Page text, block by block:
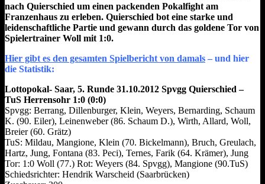
nach Quierschied um einen packenden Pokalfight am
Franzenhaus zu erleben. Quierschied bot eine starke und
leidenschaftliche Partie und gewann durch das goldene Tor von
Spielertrainer Woll mit 1:0.
Hier gibt es den gesamten Spielbericht von damals – und hier
die Statistik:
Lottopokal- Saar, 5. Runde 31.10.2012 Spvgg Quierschied –
TuS Herrensohr 1:0 (0:0)
Spvgg: Berrang, Dillenburger, Klein, Weyers, Bernarding, Schaum
K. (90. Eiler), Leinenweber (86. Schaum D.), Wirth, Allard, Woll,
Breier (60. Grätz)
TuS: Mildau, Mangione, Klein (70. Bickelmann), Bruch, Greulach,
Hartz, Jung, Fontana (83. Peci), Ternes, Farik (64. Krämer), Jung
Tor: 1:0 Woll (77.) Rot: Weyers (84. Spvgg), Mangione (90.TuS)
Schiedsrichter: Hendrik Warscheid (Saarbrücken)